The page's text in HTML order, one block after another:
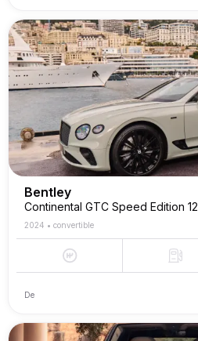
Bentley
Continental GTC Speed Edition 12
2024 • convertible
De